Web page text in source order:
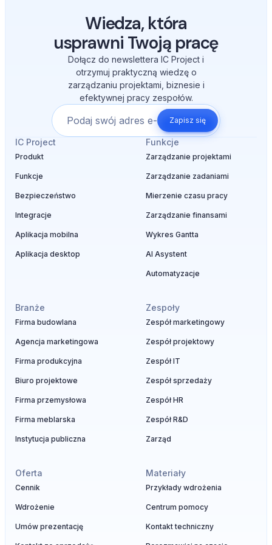
Wiedza, która
usprawni Twoją pracę
Dołącz do newslettera IC Project i
otrzymuj praktyczną wiedzę o
zarządzaniu projektami, biznesie i
efektywnej pracy zespołów.
Zapisz się
IC Project
Produkt
Funkcje
Bezpieczeństwo
Integracje
Aplikacja mobilna
Aplikacja desktop
Funkcje
Zarządzanie projektami
Zarządzanie zadaniami
Mierzenie czasu pracy
Zarządzanie finansami
Wykres Gantta
AI Asystent
Automatyzacje
Branże
Firma budowlana
Agencja marketingowa
Firma produkcyjna
Biuro projektowe
Firma przemysłowa
Firma meblarska
Instytucja publiczna
Zespoły
Zespół marketingowy
Zespół projektowy
Zespół IT
Zespół sprzedaży
Zespół HR
Zespół R&D
Zarząd
Oferta
Cennik
Wdrożenie
Umów prezentację
Materiały
Przykłady wdrożenia
Centrum pomocy
Kontakt techniczny